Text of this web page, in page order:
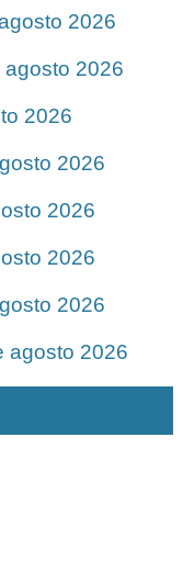
2026
2026
2026
2026
2026
2026
2026
agosto 2026